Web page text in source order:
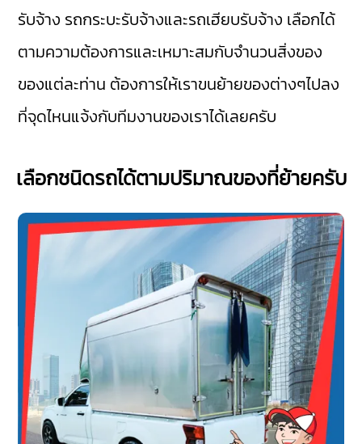
รับจ้าง รถกระบะรับจ้างและรถเฮียบรับจ้าง เลือกได้
ตามความต้องการและเหมาะสมกับจำนวนสิ่งของ
ของแต่ละท่าน ต้องการให้เราขนย้ายของต่างๆไปลง
ที่จุดไหนแจ้งกับทีมงานของเราได้เลยครับ
เลือกชนิดรถได้ตามปริมาณของที่ย้ายครับ